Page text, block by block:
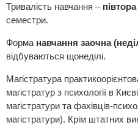
Тривалість навчання –
семестри.
Форма навчання заочна
відбуваються щонеділі.
Магістратура
магістратур з психології в
магістратури та фахівців-
магістратури). Крім штатних